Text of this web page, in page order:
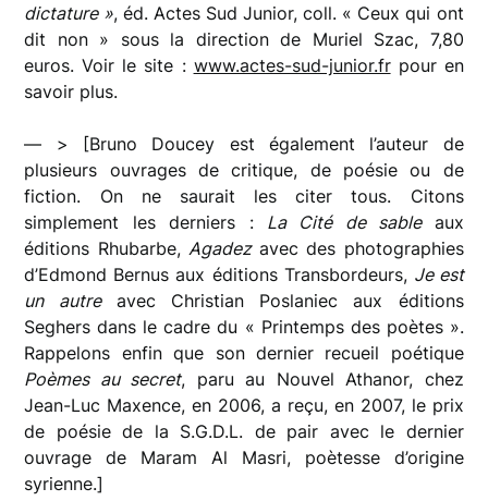
dictature », éd. Actes Sud Junior, coll. « Ceux qui ont
dit non » sous la direction de Muriel Szac, 7,80
euros. Voir le site : www.actes-sud-junior.frpour en
savoir plus.
— > [Bruno Doucey est également l’auteur de
plusieurs ouvrages de critique, de poésie ou de
fiction. On ne saurait les citer tous. Citons
simplement les derniers : La Cité de sable aux
éditions Rhubarbe, Agadezavec des photographies
d’Edmond Bernus aux éditions Transbordeurs, Je est
un autreavec Christian Poslaniec aux éditions
Seghers dans le cadre du « Printemps des poètes ».
Rappelons enfin que son dernier recueil poétique
Poèmes au secret, paru au Nouvel Athanor, chez
Jean-Luc Maxence, en 2006, a reçu, en 2007, le prix
de poésie de la S.G.D.L. de pair avec le dernier
ouvrage de Maram Al Masri, poètesse d’origine
syrienne.]